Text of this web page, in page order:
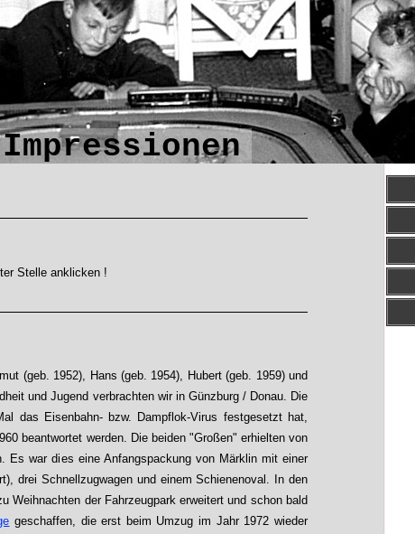
Stelle anklicken !
(geb. 1952), Hans (geb. 1954), Hubert (geb. 1959) und
und Jugend verbrachten wir in Günzburg / Donau. Die
das Eisenbahn- bzw. Dampflok-Virus festgesetzt hat,
beantwortet werden. Die beiden "Großen" erhielten von
Es war dies eine Anfangspackung von Märklin mit einer
drei Schnellzugwagen und einem Schienenoval. In den
Weihnachten der Fahrzeugpark erweitert und schon bald
geschaffen, die erst beim Umzug im Jahr 1972 wieder